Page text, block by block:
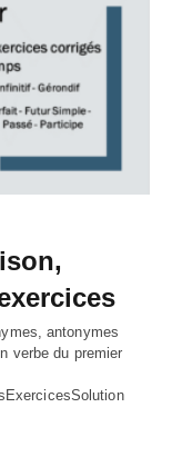
antonymes
verbe du premier